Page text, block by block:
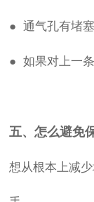
● 通气孔有堵
● 如果对上一
五、怎么避免
想从根本上减